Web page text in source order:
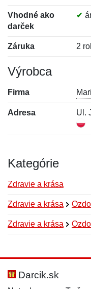
Vhodné ako
darček
✔
Záruka 2
Výrobca
Firma
Adresa Ul.
Kategórie
Zdravie a krása
Zdravie a krása
Zdravie a krása
Hodnotenie:
Meno:
Darcik.sk